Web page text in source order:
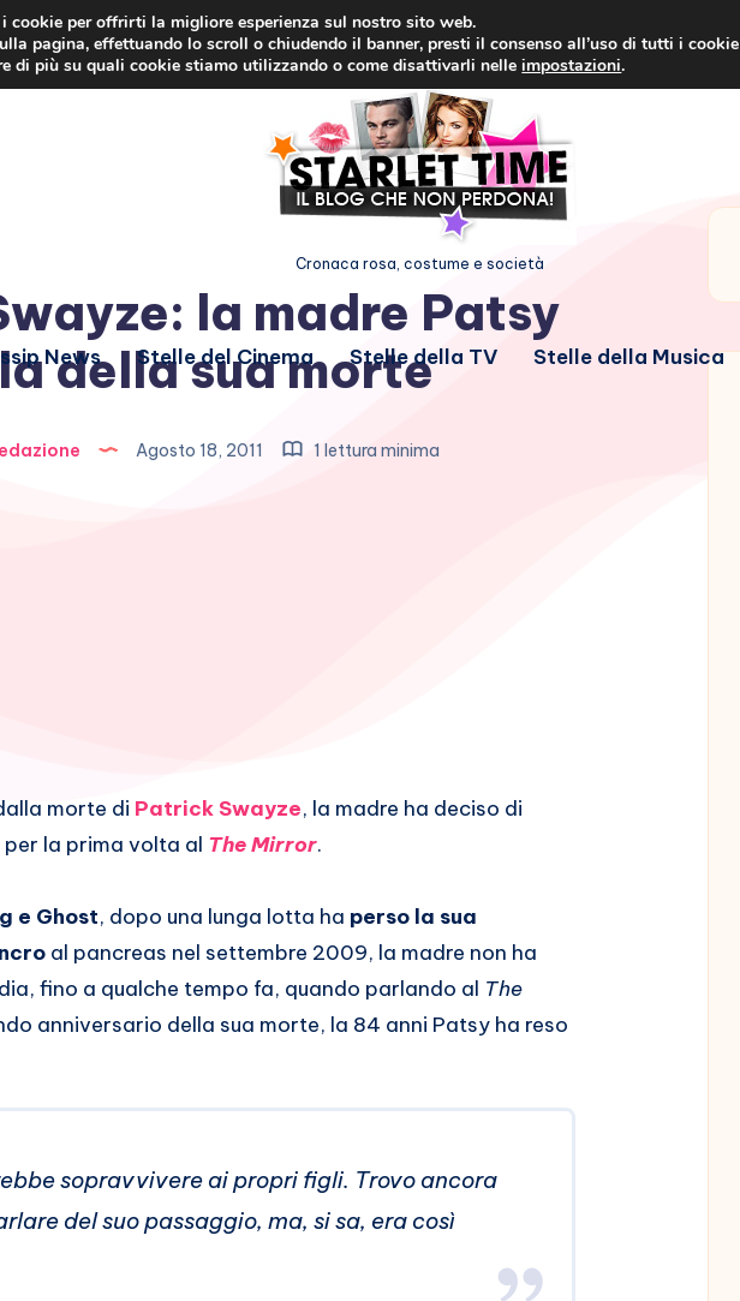
Cronaca rosa, costume e società
News Stelle del Cinema Stelle della TV Stelle della Musica
la madre Patsy
della sua morte
Agosto 18, 2011 1 lettura minima
morte di Patrick Swayze, la madre ha deciso di
la prima volta al The Mirror.
e Ghost, dopo una lunga lotta ha perso la sua
al pancreas nel settembre 2009, la madre non ha
fino a qualche tempo fa, quando parlando al The
anniversario della sua morte, la 84 anni Patsy ha reso
sopravvivere ai propri figli. Trovo ancora
del suo passaggio, ma, si sa, era così
cookie per offrirti la migliore esperienza sul nostro sito web.
pagina, effettuando lo scroll o chiudendo il banner, presti il consenso all’uso di tutti i cookie
di più su quali cookie stiamo utilizzando o come disattivarli nelleimpostazioni.